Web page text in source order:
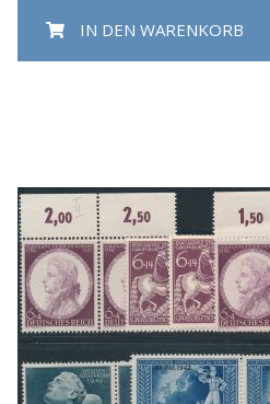
IN DEN WARENKORB